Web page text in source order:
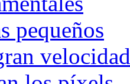
pequeños
velocidad